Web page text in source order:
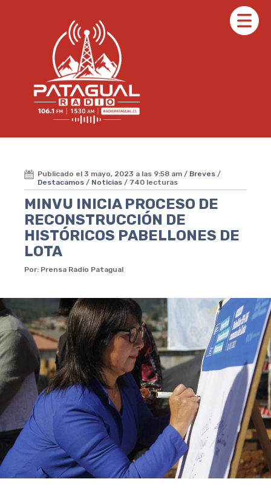
Publicado el 3 mayo, 2023 a las 9:58 am / Breves /
Destacamos / Noticias / 740 lecturas
MINVU INICIA PROCESO DE
RECONSTRUCCIÓN DE
HISTÓRICOS PABELLONES DE
LOTA
Por: Prensa Radio Patagual